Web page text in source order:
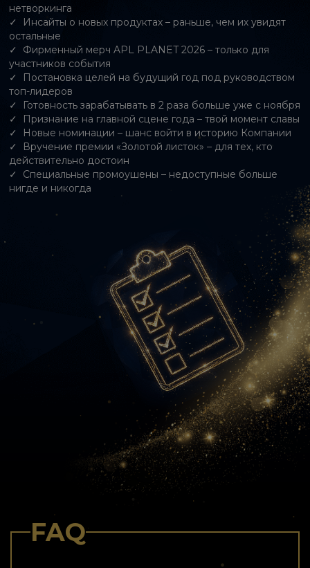
нетворкинга
Инсайты о новых продуктах – раньше, чем их увидят
остальные
Фирменный мерч APL PLANET 2026 – только для
участников события
Постановка целей на будущий год под руководством
топ-лидеров
Готовность зарабатывать в 2 раза больше уже с ноября
Признание на главной сцене года – твой момент славы
Новые номинации – шанс войти в историю Компании
Вручение премии «Золотой листок» – для тех, кто
действительно достоин
Специальные промоушены – недоступные больше
нигде и никогда
FAQ